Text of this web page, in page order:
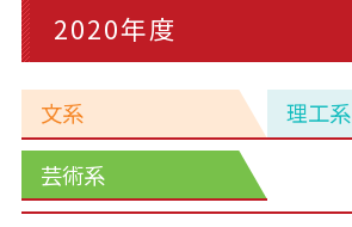
2020年度
文系
理工系
芸術系